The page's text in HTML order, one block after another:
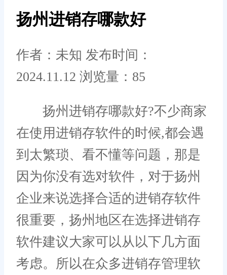
扬州进销存哪款好
作者：未知 发布时间：
2024.11.12 浏览量：85
扬州进销存哪款好?不少商家
在使用进销存软件的时候,都会遇
到太繁琐、看不懂等问题，那是
因为你没有选对软件，对于扬州
企业来说选择合适的进销存软件
很重要，扬州地区在选择进销存
软件建议大家可以从以下几方面
考虑。所以在众多进销存管理软